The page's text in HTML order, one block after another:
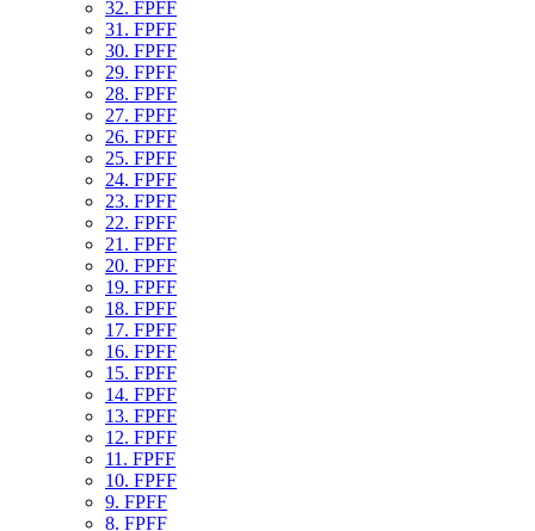
32. FPFF
31. FPFF
30. FPFF
29. FPFF
28. FPFF
27. FPFF
26. FPFF
25. FPFF
24. FPFF
23. FPFF
22. FPFF
21. FPFF
20. FPFF
19. FPFF
18. FPFF
17. FPFF
16. FPFF
15. FPFF
14. FPFF
13. FPFF
12. FPFF
11. FPFF
10. FPFF
9. FPFF
8. FPFF